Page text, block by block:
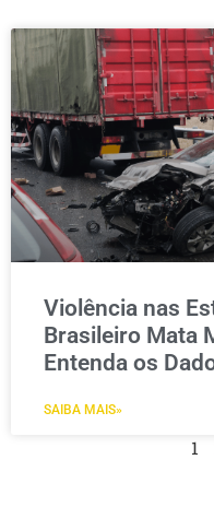
Violência nas
Brasileiro Mata
Entenda os
SAIBA MAIS»
1